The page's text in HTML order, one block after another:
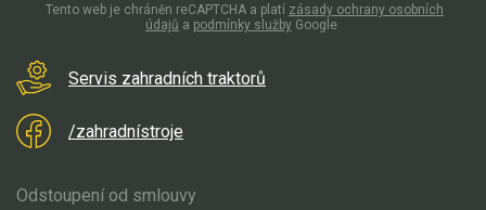
Servis zahradních traktorů
/zahradnístroje
Odstoupení od smlouvy
Tento web je chráněn reCAPTCHA a platí zásady ochrany osobních
údajů a podmínky služby Google